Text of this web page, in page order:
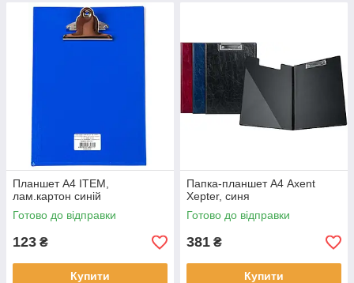
Планшет А4 ITEM,
лам.картон синій
Готово до відправки
123 ₴
Купити
Папка-планшет А4 Axent
Xepter, синя
Готово до відправки
381 ₴
Купити